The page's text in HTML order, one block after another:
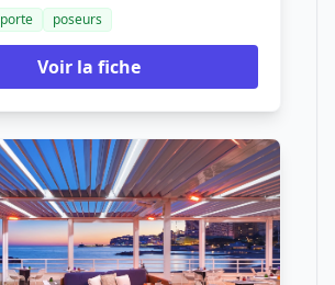
porte poseurs
Voir la fiche